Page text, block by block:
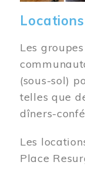
Locations
Les
(sous-sol)
telles que
dîners-
Les
Place